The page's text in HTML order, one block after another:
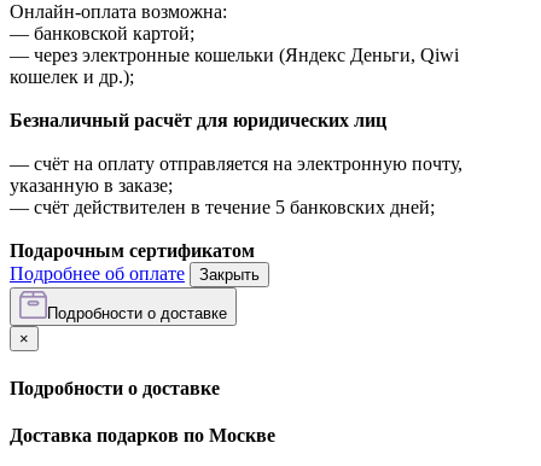
Онлайн-оплата возможна:
— банковской картой;
— через электронные кошельки (Яндекс Деньги, Qiwi
кошелек и др.);
Безналичный расчёт для юридических лиц
— счёт на оплату отправляется на электронную почту,
указанную в заказе;
— счёт действителен в течение 5 банковских дней;
Подарочным сертификатом
Подробнее об оплате
Закрыть
Подробности о доставке
×
Подробности о доставке
Доставка подарков по Москве